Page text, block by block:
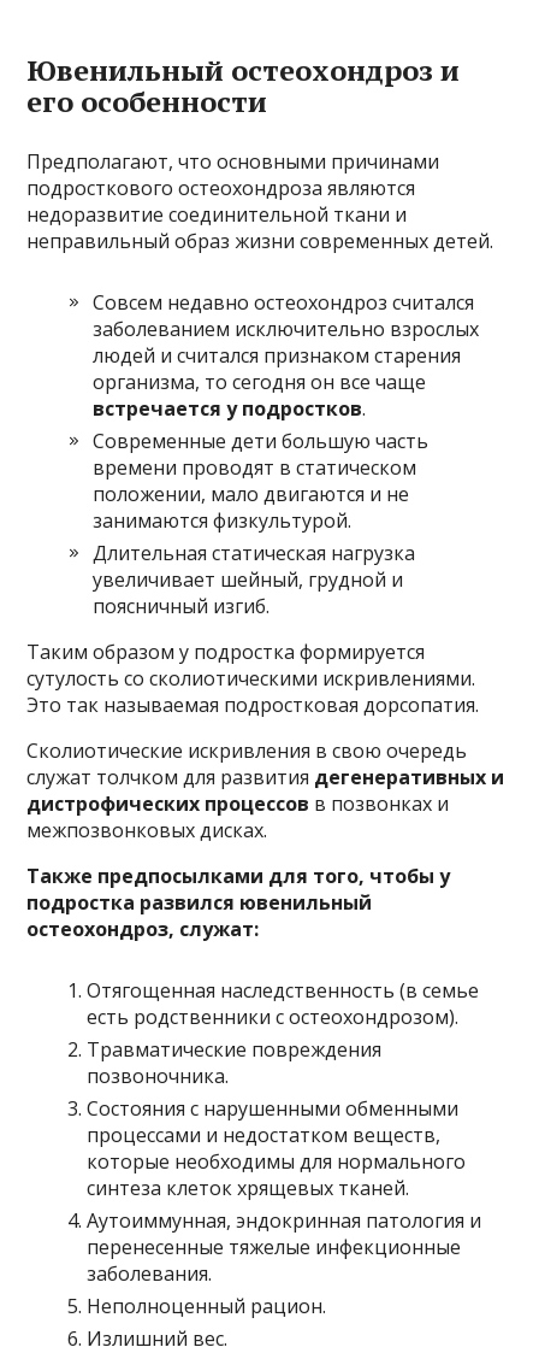
Ювенильный остеохондроз и
его особенности
Предполагают, что основными причинами
подросткового остеохондроза являются
недоразвитие соединительной ткани и
неправильный образ жизни современных детей.
Совсем недавно остеохондроз считался
заболеванием исключительно взрослых
людей и считался признаком старения
организма, то сегодня он все чаще
встречается у подростков.
Современные дети большую часть
времени проводят в статическом
положении, мало двигаются и не
занимаются физкультурой.
Длительная статическая нагрузка
увеличивает шейный, грудной и
поясничный изгиб.
Таким образом у подростка формируется
сутулость со сколиотическими искривлениями.
Это так называемая подростковая дорсопатия.
Сколиотические искривления в свою очередь
служат толчком для развития дегенеративных и
дистрофических процессов в позвонках и
межпозвонковых дисках.
Также предпосылками для того, чтобы у
подростка развился ювенильный
остеохондроз, служат:
Отягощенная наследственность (в семье
есть родственники с остеохондрозом).
Травматические повреждения
позвоночника.
Состояния с нарушенными обменными
процессами и недостатком веществ,
которые необходимы для нормального
синтеза клеток хрящевых тканей.
Аутоиммунная, эндокринная патология и
перенесенные тяжелые инфекционные
заболевания.
Неполноценный рацион.
Излишний вес.